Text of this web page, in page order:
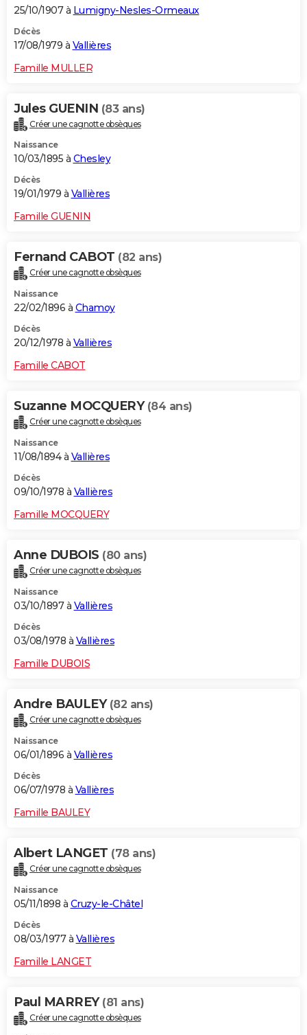
25/10/1907 à Lumigny-Nesles-Ormeaux
Décès
17/08/1979 à Vallières
Famille MULLER
Jules GUENIN (83 ans)
Créer une cagnotte obsèques
Naissance
10/03/1895 à Chesley
Décès
19/01/1979 à Vallières
Famille GUENIN
Fernand CABOT (82 ans)
Créer une cagnotte obsèques
Naissance
22/02/1896 à Chamoy
Décès
20/12/1978 à Vallières
Famille CABOT
Suzanne MOCQUERY (84 ans)
Créer une cagnotte obsèques
Naissance
11/08/1894 à Vallières
Décès
09/10/1978 à Vallières
Famille MOCQUERY
Anne DUBOIS (80 ans)
Créer une cagnotte obsèques
Naissance
03/10/1897 à Vallières
Décès
03/08/1978 à Vallières
Famille DUBOIS
Andre BAULEY (82 ans)
Créer une cagnotte obsèques
Naissance
06/01/1896 à Vallières
Décès
06/07/1978 à Vallières
Famille BAULEY
Albert LANGET (78 ans)
Créer une cagnotte obsèques
Naissance
05/11/1898 à Cruzy-le-Châtel
Décès
08/03/1977 à Vallières
Famille LANGET
Paul MARREY (81 ans)
Créer une cagnotte obsèques